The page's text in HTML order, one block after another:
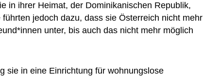
in ihrer Heimat, der Dominikanischen Republik,
jedoch dazu, dass sie Österreich nicht mehr
unter, bis auch das nicht mehr möglich
sie in eine Einrichtung für wohnungslose